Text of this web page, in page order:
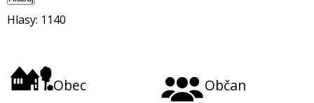
Hlasy: 1140
Obec Občan